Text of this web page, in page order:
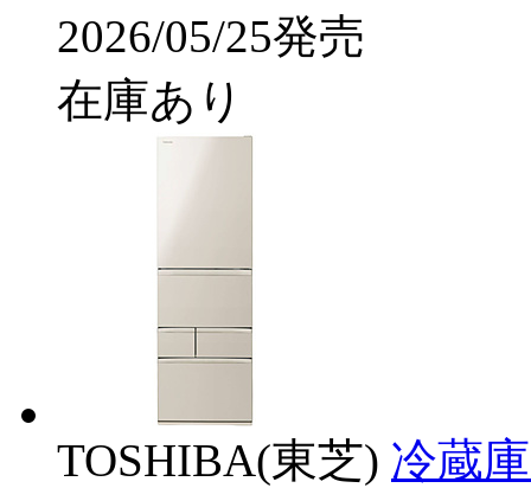
2026/05/25発売
在庫あり
TOSHIBA(東芝) 冷蔵